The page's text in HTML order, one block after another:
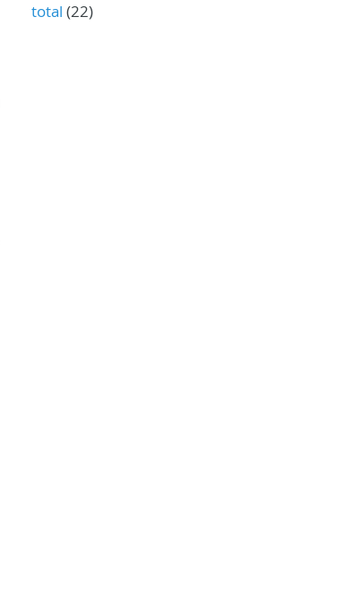
total (22)